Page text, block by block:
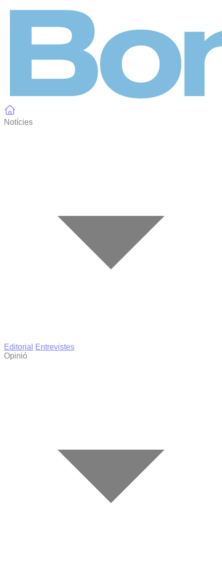
Notícies
Editorial
Entrevistes
Opinió